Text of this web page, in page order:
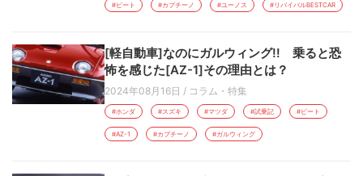
#ビート #カプチーノ #ユーノス #リバイバルBESTCAR
[軽自動車]なのにガルウィング!! 乗ると恐
怖を感じた[AZ-1]その理由とは？
2024年08月16日 / コラム・特集
#ホンダ #スズキ #マツダ #試乗記 #ビート
#AZ-1 #カプチーノ #ガルウィング